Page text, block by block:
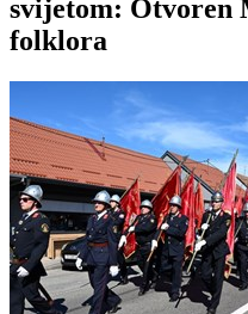
svijetom: Otvoren
folklora